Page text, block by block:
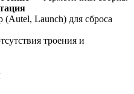
Launch) для сброса
троения и